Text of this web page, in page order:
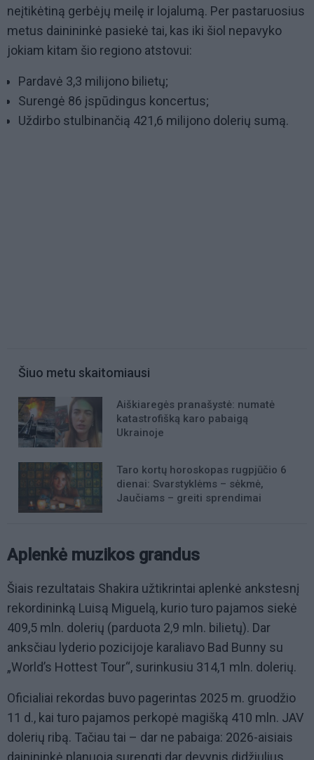
neįtikėtiną gerbėjų meilę ir lojalumą. Per pastaruosius
metus dainininkė pasiekė tai, kas iki šiol nepavyko
jokiam kitam šio regiono atstovui:
Pardavė 3,3 milijono bilietų;
Surengė 86 įspūdingus koncertus;
Uždirbo stulbinančią 421,6 milijono dolerių sumą.
Šiuo metu skaitomiausi
Aiškiaregės pranašystė: numatė
katastrofišką karo pabaigą
Ukrainoje
Taro kortų horoskopas rugpjūčio 6
dienai: Svarstyklėms – sėkmė,
Jaučiams – greiti sprendimai
Aplenkė muzikos grandus
Šiais rezultatais Shakira užtikrintai aplenkė ankstesnį
rekordininką Luisą Miguelą, kurio turo pajamos siekė
409,5 mln. dolerių (parduota 2,9 mln. bilietų). Dar
anksčiau lyderio pozicijoje karaliavo Bad Bunny su
„World’s Hottest Tour“, surinkusiu 314,1 mln. dolerių.
Oficialiai rekordas buvo pagerintas 2025 m. gruodžio
11 d., kai turo pajamos perkopė magišką 410 mln. JAV
dolerių ribą. Tačiau tai – dar ne pabaiga: 2026-aisiais